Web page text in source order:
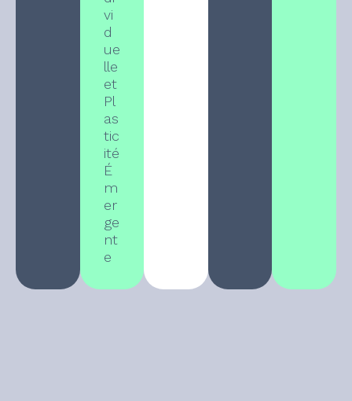
vi
d
ue
lle
et
Pl
as
tic
ité
É
m
er
ge
nt
e